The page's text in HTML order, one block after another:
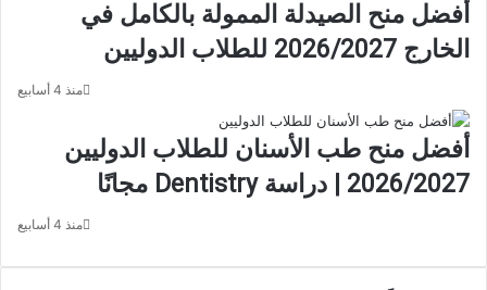
أفضل منح الصيدلة الممولة بالكامل في
الخارج 2026/2027 للطلاب الدوليين
منذ 4 أسابيع
أفضل منح طب الأسنان للطلاب الدوليين
2026/2027 | دراسة Dentistry مجانًا
منذ 4 أسابيع